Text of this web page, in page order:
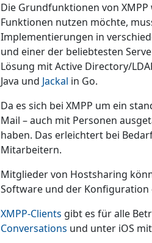
Die Grundfunktionen von
Funktionen nutzen möchte,
Implementierungen in
und einer der beliebtesten
Lösung mit Active Directory/
Java und Jackal in Go.
Da es sich bei XMPP um ein
Mail – auch mit Personen
haben. Das erleichtert bei
Mitarbeitern.
Mitglieder von Hostsharing
Software und der Konfiguration
XMPP-Clients gibt es für alle
Conversations und unter iOS mit